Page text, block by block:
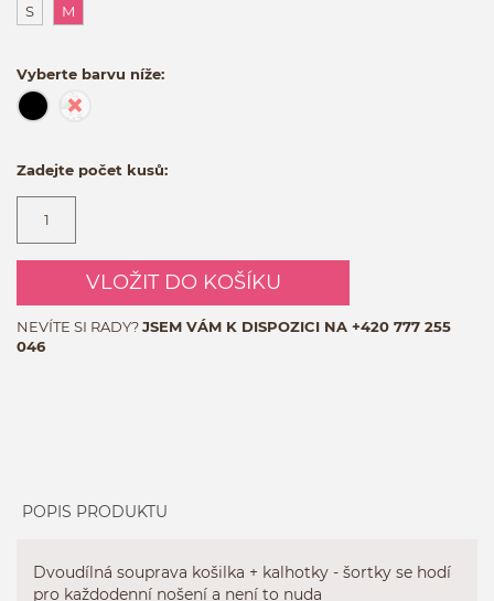
S M
Vyberte barvu níže:
Zadejte počet kusů:
VLOŽIT DO KOŠÍKU
NEVÍTE SI RADY?JSEM VÁM K DISPOZICI NA +420 777 255
046
POPIS PRODUKTU
Dvoudílná souprava košilka + kalhotky - šortky se hodí
pro každodenní nošení a není to nuda